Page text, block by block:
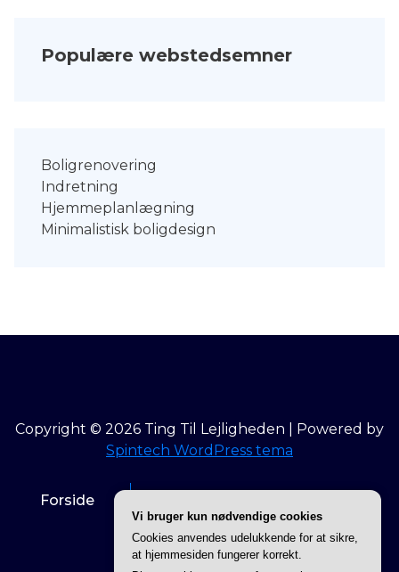
Populære webstedsemner
Boligrenovering
Indretning
Hjemmeplanlægning
Minimalistisk boligdesign
Copyright © 2026 Ting Til Lejligheden | Powered by
Spintech WordPress tema
Forside
Privatlivspolitik
Vi bruger kun nødvendige cookies
Cookies anvendes udelukkende for at sikre,
at hjemmesiden fungerer korrekt.